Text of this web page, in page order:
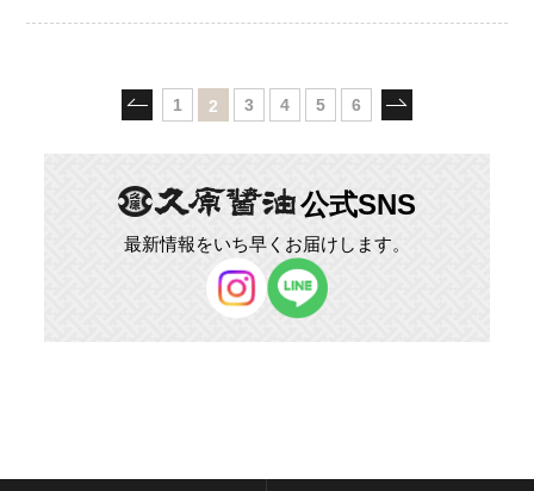
1 2 3 4 5 6
公式SNS
最新情報をいち早くお届けします。